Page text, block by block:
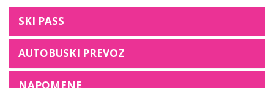
SKI PASS
AUTOBUSKI PREVOZ